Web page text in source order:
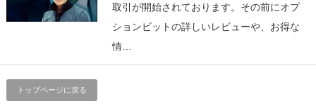
取引が開始されております。その前にオプ
ションビットの詳しいレビューや、お得な
情…
トップページに戻る